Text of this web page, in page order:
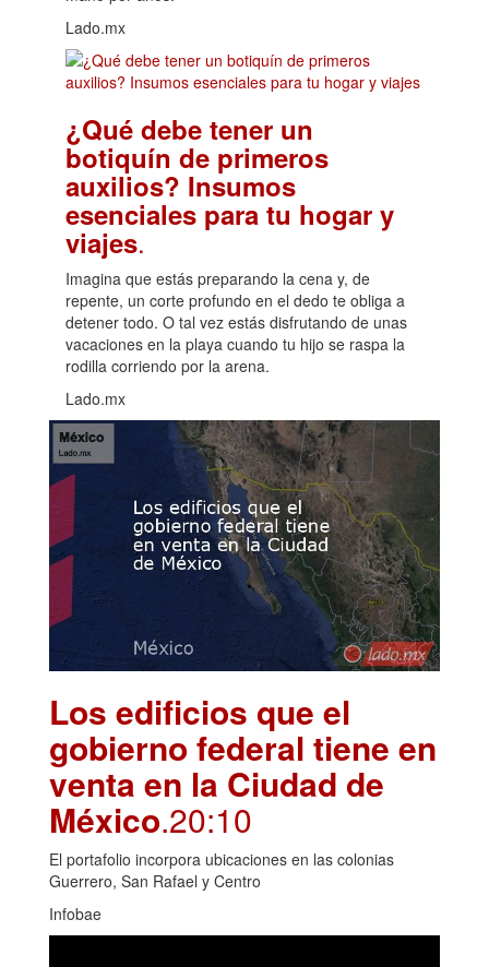
Lado.mx
¿Qué debe tener un
botiquín de primeros
auxilios? Insumos
esenciales para tu hogar y
viajes.
Imagina que estás preparando la cena y, de
repente, un corte profundo en el dedo te obliga a
detener todo. O tal vez estás disfrutando de unas
vacaciones en la playa cuando tu hijo se raspa la
rodilla corriendo por la arena.
Lado.mx
Los edificios que el
gobierno federal tiene en
venta en la Ciudad de
México.20:10
El portafolio incorpora ubicaciones en las colonias
Guerrero, San Rafael y Centro
Infobae